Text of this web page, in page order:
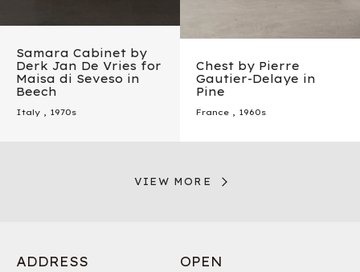
Samara Cabinet by
Derk Jan De Vries for
Maisa di Seveso in
Beech
Italy , 1970s
Chest by Pierre
Gautier-Delaye in
Pine
France , 1960s
VIEW MORE
ADDRESS OPEN